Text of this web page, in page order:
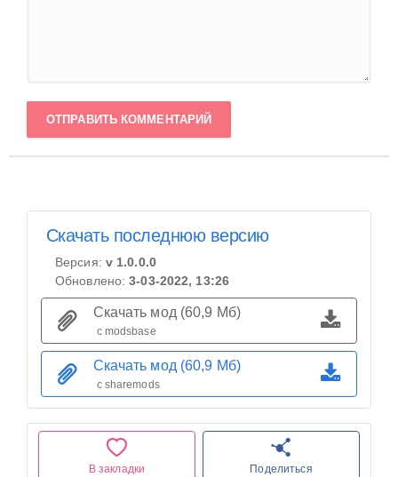
ОТПРАВИТЬ КОММЕНТАРИЙ
В закладки Поделиться
Скачать последнюю версию
Версия: v 1.0.0.0
Обновлено:3-03-2022, 13:26
Скачать мод (60,9 Мб)
с modsbase
Скачать мод (60,9 Мб)
с sharemods